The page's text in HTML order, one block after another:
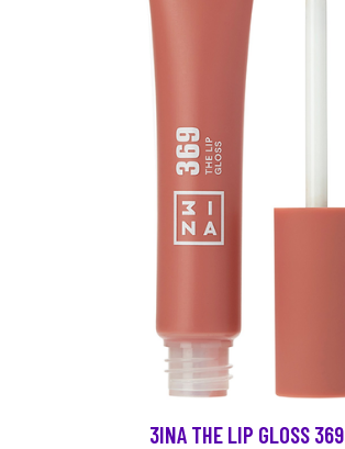
3INA THE LIP GLOSS 369